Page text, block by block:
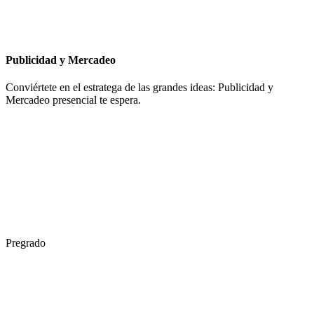
Publicidad y Mercadeo
Conviértete en el estratega de las grandes ideas: Publicidad y
Mercadeo presencial te espera.
Pregrado